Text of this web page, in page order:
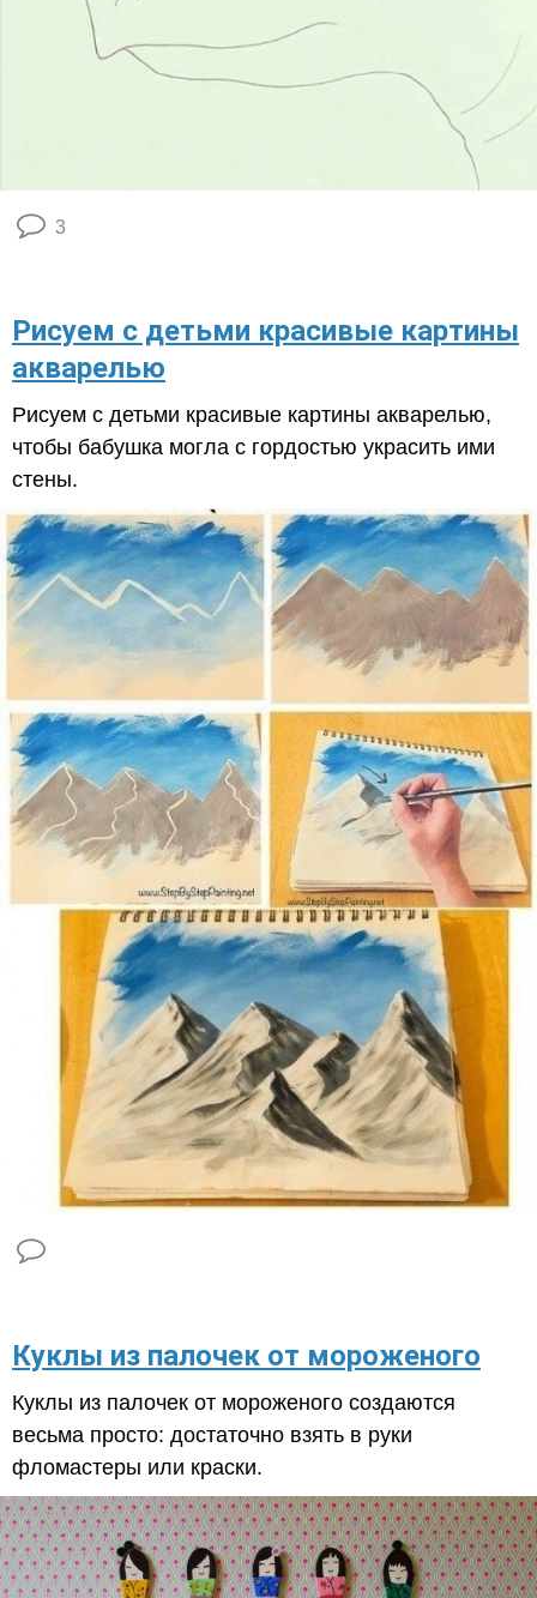
3
Рисуем с детьми красивые картины
акварелью
Рисуем с детьми красивые картины акварелью,
чтобы бабушка могла с гордостью украсить ими
стены.
Куклы из палочек от мороженого
Куклы из палочек от мороженого создаются
весьма просто: достаточно взять в руки
фломастеры или краски.